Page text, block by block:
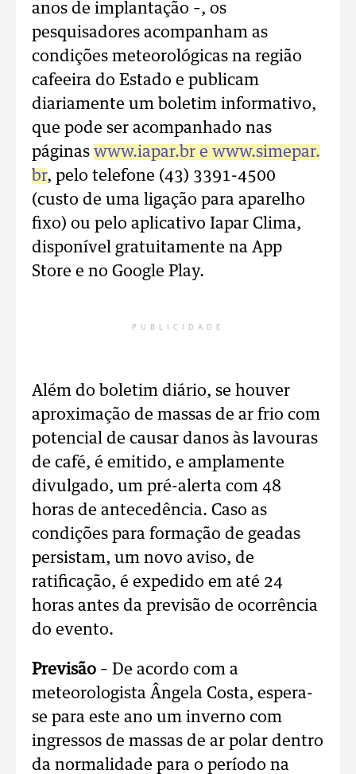
anos de implantação –, os
pesquisadores acompanham as
condições meteorológicas na região
cafeeira do Estado e publicam
diariamente um boletim informativo,
que pode ser acompanhado nas
páginas www.iapar.br e www.simepar.
br, pelo telefone (43) 3391-4500
(custo de uma ligação para aparelho
fixo) ou pelo aplicativo Iapar Clima,
disponível gratuitamente na App
Store e no Google Play.
PUBLICIDADE
Além do boletim diário, se houver
aproximação de massas de ar frio com
potencial de causar danos às lavouras
de café, é emitido, e amplamente
divulgado, um pré-alerta com 48
horas de antecedência. Caso as
condições para formação de geadas
persistam, um novo aviso, de
ratificação, é expedido em até 24
horas antes da previsão de ocorrência
do evento.
Previsão – De acordo com a
meteorologista Ângela Costa, espera-
se para este ano um inverno com
ingressos de massas de ar polar dentro
da normalidade para o período na